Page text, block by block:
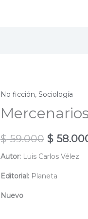
No ficción, Sociología
Mercenarios
$59.000 El
precio
original
$
Autor: Luis Carlos Vélez
Editorial: Planeta
Nuevo